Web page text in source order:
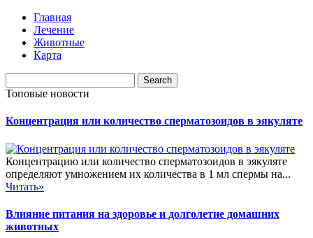
Главная
Лечение
Животные
Карта
Топовые новости
Концентрация или количество сперматозоидов в эякуляте
Концентрацию или количество сперматозоидов в эякуляте
определяют умножением их количества в 1 мл спермы на...
Читать»
Влияние питания на здоровье и долголетие домашних
животных